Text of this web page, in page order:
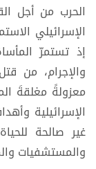
الحرب من أجل
الإسرائيلي
إذ تستمرّ
والإجرام، من
معزولةً مغلقةَ
الإسرائيلية
غير صالحة
والمستشفيات